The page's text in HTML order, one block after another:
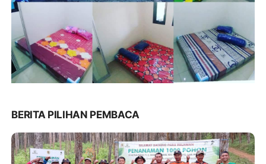
BERITA PILIHAN PEMBACA